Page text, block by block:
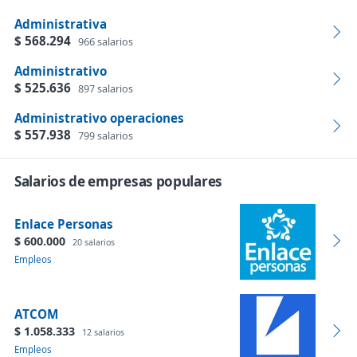
Administrativa
$ 568.294 966 salarios
Administrativo
$ 525.636 897 salarios
Administrativo operaciones
$ 557.938 799 salarios
Salarios de empresas populares
Enlace Personas
$ 600.000 20 salarios
Empleos
ATCOM
$ 1.058.333 12 salarios
Empleos